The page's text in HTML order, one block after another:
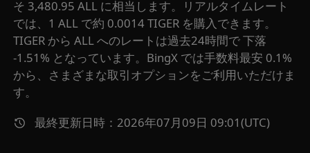
そ 3,480.95 ALL に相当します。リアルタイムレート
では、1 ALL で約 0.0014 TIGER を購入できます。
TIGER から ALL へのレートは過去24時間で 下落
-1.51% となっています。BingX では手数料最安 0.1%
から、さまざまな取引オプションをご利用いただけま
す。
最終更新日時：2026年07月09日 09:01(UTC)